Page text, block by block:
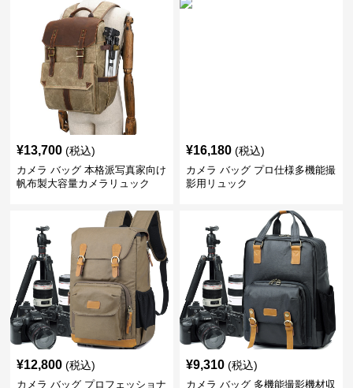
¥13,700 (税込)
カメラ バッグ 本格派写真家向け
帆布製大容量カメラリュック
¥16,180 (税込)
カメラ バッグ プロ仕様多機能撮
影用リュック
¥12,800 (税込)
カメラ バッグ プロフェッショナ
¥9,310 (税込)
カメラ バッグ 多機能撮影機材収